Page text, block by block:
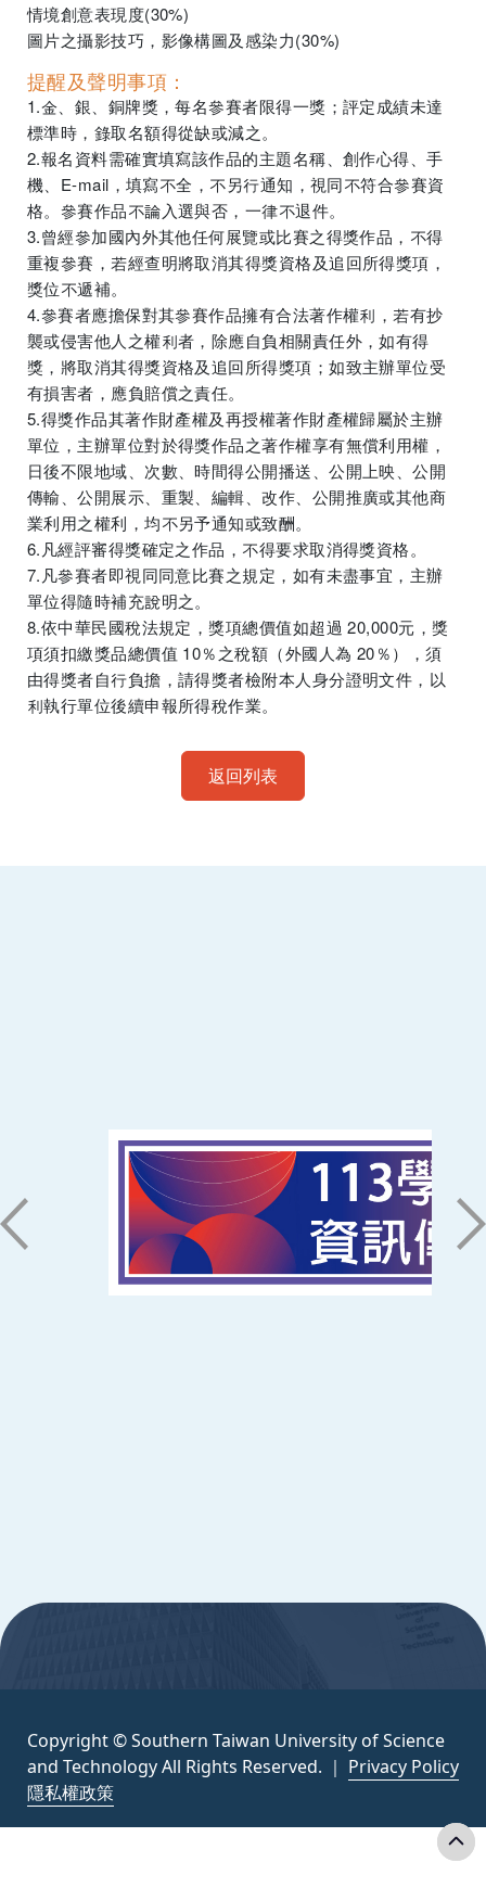
情境創意表現度(30%)
圖片之攝影技巧，影像構圖及感染力(30%)
提醒及聲明事項：
1.金、銀、銅牌獎，每名參賽者限得一獎；評定成績未達
標準時，錄取名額得從缺或減之。
2.報名資料需確實填寫該作品的主題名稱、創作心得、手
機、E-mail，填寫不全，不另行通知，視同不符合參賽資
格。參賽作品不論入選與否，一律不退件。
3.曾經參加國內外其他任何展覽或比賽之得獎作品，不得
重複參賽，若經查明將取消其得獎資格及追回所得獎項，
獎位不遞補。
4.參賽者應擔保對其參賽作品擁有合法著作權利，若有抄
襲或侵害他人之權利者，除應自負相關責任外，如有得
獎，將取消其得獎資格及追回所得獎項；如致主辦單位受
有損害者，應負賠償之責任。
5.得獎作品其著作財產權及再授權著作財產權歸屬於主辦
單位，主辦單位對於得獎作品之著作權享有無償利用權，
日後不限地域、次數、時間得公開播送、公開上映、公開
傳輸、公開展示、重製、編輯、改作、公開推廣或其他商
業利用之權利，均不另予通知或致酬。
6.凡經評審得獎確定之作品，不得要求取消得獎資格。
7.凡參賽者即視同同意比賽之規定，如有未盡事宜，主辦
單位得隨時補充說明之。
8.依中華民國稅法規定，獎項總價值如超過 20,000元，獎
項須扣繳獎品總價值 10％之稅額（外國人為 20％），須
由得獎者自行負擔，請得獎者檢附本人身分證明文件，以
利執行單位後續申報所得稅作業。
返回列表
71005 台南市永康區南台街一號
06-2533131 ext. 7101
ic@stust.edu.tw
辦公時間
Copyright © Southern Taiwan University of Science
and Technology All Rights Reserved. ｜ Privacy Policy
隱私權政策